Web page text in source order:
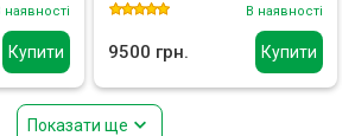
Купити
наявності
Купити
В наявності
9500 грн.
Показати ще